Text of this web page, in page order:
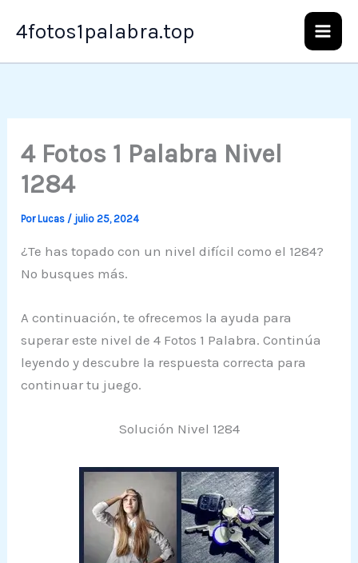
4fotos1palabra.top
4 Fotos 1 Palabra Nivel
1284
PorLucas / julio 25, 2024
¿Te has topado con un nivel difícil como el 1284?
No busques más.
A continuación, te ofrecemos la ayuda para
superar este nivel de 4 Fotos 1 Palabra. Continúa
leyendo y descubre la respuesta correcta para
continuar tu juego.
Solución Nivel 1284